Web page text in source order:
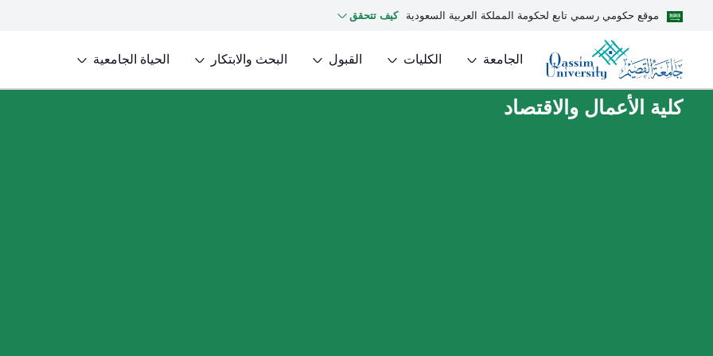
موقع حكومي رسمي تابع لحكومة المملكة العربية السعودية كيف تتحقق
الجامعة الكليات القبول البحث والابتكار الحياة الجامعية
كلية الأعمال والاقتصاد